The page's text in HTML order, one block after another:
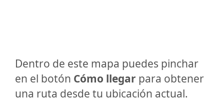
Dentro de este mapa puedes pinchar
en el botón Cómo llegar para obtener
una ruta desde tu ubicación actual.